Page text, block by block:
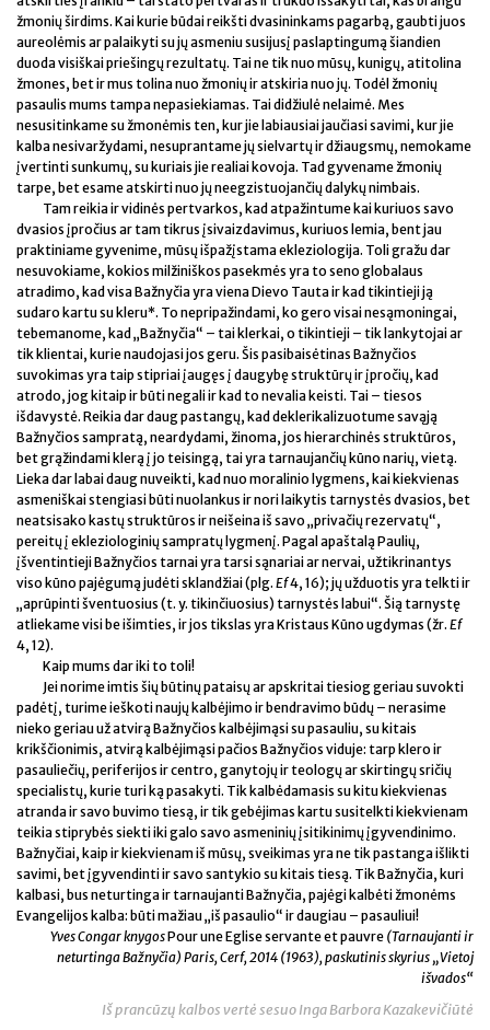
žmonių širdims. Kai kurie būdai reikšti dvasininkams pagarbą, gaubti juos
aureolėmis ar palaikyti su jų asmeniu susijusį paslaptingumą šiandien
duoda visiškai priešingų rezultatų. Tai ne tik nuo mūsų, kunigų, atitolina
žmones, bet ir mus tolina nuo žmonių ir atskiria nuo jų. Todėl žmonių
pasaulis mums tampa nepasiekiamas. Tai didžiulė nelaimė. Mes
nesusitinkame su žmonėmis ten, kur jie labiausiai jaučiasi savimi, kur jie
kalba nesivaržydami, nesuprantame jų sielvartų ir džiaugsmų, nemokame
įvertinti sunkumų, su kuriais jie realiai kovoja. Tad gyvename žmonių
tarpe, bet esame atskirti nuo jų neegzistuojančių dalykų nimbais.
Tam reikia ir vidinės pertvarkos, kad atpažintume kai kuriuos savo
dvasios įpročius ar tam tikrus įsivaizdavimus, kuriuos lemia, bent jau
praktiniame gyvenime, mūsų išpažįstama ekleziologija. Toli gražu dar
nesuvokiame, kokios milžiniškos pasekmės yra to seno globalaus
atradimo, kad visa Bažnyčia yra viena Dievo Tauta ir kad tikintieji ją
sudaro kartu su kleru*. To nepripažindami, ko gero visai nesąmoningai,
tebemanome, kad „Bažnyčia“ – tai klerkai, o tikintieji – tik lankytojai ar
tik klientai, kurie naudojasi jos geru. Šis pasibaisėtinas Bažnyčios
suvokimas yra taip stipriai įaugęs į daugybę struktūrų ir įpročių, kad
atrodo, jog kitaip ir būti negali ir kad to nevalia keisti. Tai – tiesos
išdavystė. Reikia dar daug pastangų, kad deklerikalizuotume savąją
Bažnyčios sampratą, neardydami, žinoma, jos hierarchinės struktūros,
bet grąžindami klerą į jo teisingą, tai yra tarnaujančių kūno narių, vietą.
Lieka dar labai daug nuveikti, kad nuo moralinio lygmens, kai kiekvienas
asmeniškai stengiasi būti nuolankus ir nori laikytis tarnystės dvasios, bet
neatsisako kastų struktūros ir neišeina iš savo „privačių rezervatų“,
pereitų į ekleziologinių sampratų lygmenį. Pagal apaštalą Paulių,
įšventintieji Bažnyčios tarnai yra tarsi sąnariai ar nervai, užtikrinantys
viso kūno pajėgumą judėti sklandžiai (plg. Ef4, 16); jų užduotis yra telkti ir
„aprūpinti šventuosius (t. y. tikinčiuosius) tarnystės labui“. Šią tarnystę
atliekame visi be išimties, ir jos tikslas yra Kristaus Kūno ugdymas (žr. Ef
4, 12).
Kaip mums dar iki to toli!
Jei norime imtis šių būtinų pataisų ar apskritai tiesiog geriau suvokti
padėtį, turime ieškoti naujų kalbėjimo ir bendravimo būdų – nerasime
nieko geriau už atvirą Bažnyčios kalbėjimąsi su pasauliu, su kitais
krikščionimis, atvirą kalbėjimąsi pačios Bažnyčios viduje: tarp klero ir
pasauliečių, periferijos ir centro, ganytojų ir teologų ar skirtingų sričių
specialistų, kurie turi ką pasakyti. Tik kalbėdamasis su kitu kiekvienas
atranda ir savo buvimo tiesą, ir tik gebėjimas kartu susitelkti kiekvienam
teikia stiprybės siekti iki galo savo asmeninių įsitikinimų įgyvendinimo.
Bažnyčiai, kaip ir kiekvienam iš mūsų, sveikimas yra ne tik pastanga išlikti
savimi, bet įgyvendinti ir savo santykio su kitais tiesą. Tik Bažnyčia, kuri
kalbasi, bus neturtinga ir tarnaujanti Bažnyčia, pajėgi kalbėti žmonėms
Evangelijos kalba: būti mažiau „iš pasaulio“ ir daugiau – pasauliui!
Yves Congar knygosPour une Eglise servante et pauvre (Tarnaujanti ir
neturtinga Bažnyčia) Paris, Cerf, 2014 (1963), paskutinis skyrius „Vietoj
išvados“
Iš prancūzų kalbos vertė sesuo Inga Barbora Kazakevičiūtė